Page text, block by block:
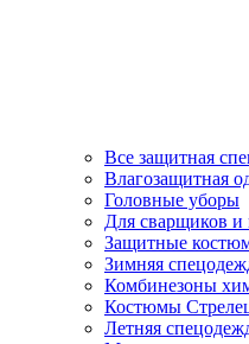
Все защитная
Влагозащитная
Головные уборы
Для сварщиков и
Защитные
Зимняя
Комбинезоны
Костюмы
Летняя